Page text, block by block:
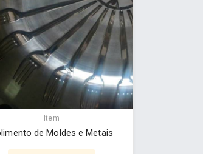
Item
de Moldes e Metais